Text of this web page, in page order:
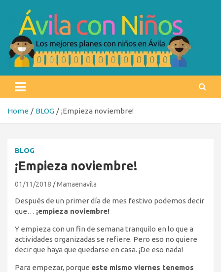
content
Ávila con niños
Home BLOG ¡Empieza noviembre!
BLOG
¡Empieza noviembre!
01/11/2018 Mamaenavila
Después de un primer día de mes festivo podemos decir
que… ¡empieza noviembre!
Y empieza con un fin de semana tranquilo en lo que a
actividades organizadas se refiere. Pero eso no quiere
decir que haya que quedarse en casa. ¡De eso nada!
Para empezar, porque este mismo viernes tenemos